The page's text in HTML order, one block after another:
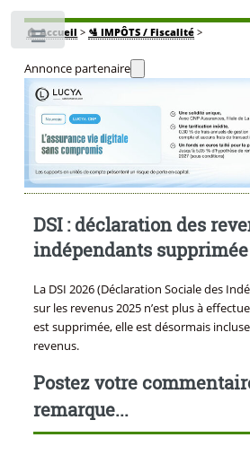
🏠Accueil > 🛂 IMPÔTS / Fiscalité>
Annonce partenaire
DSI : déclaration des
indépendants supprimée
La DSI 2026 (Déclaration Sociale des
sur les revenus 2025 n’est plus à
est supprimée, elle est désormais
revenus.
Postez votre
remarque...
Toggle